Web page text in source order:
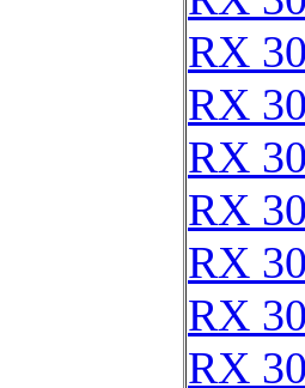
RX
RX
RX
RX
RX
RX
RX